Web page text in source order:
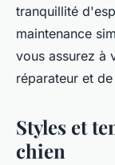
tranquillité
maintenance
vous assurez à
réparateur et
Styles et
chien